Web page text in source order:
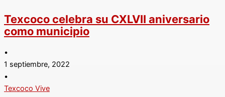
Texcoco celebra su CXLVII aniversario
como municipio
•
1 septiembre, 2022
•
Texcoco Vive